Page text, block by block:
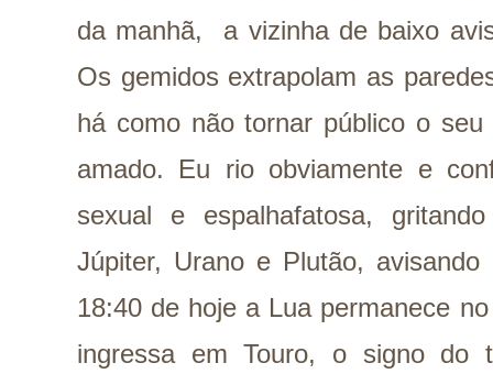
da manhã, a vizinha de baixo
Os gemidos extrapolam as
há como não tornar público o
amado. Eu rio obviamente e
sexual e espalhafatosa,
Júpiter, Urano e Plutão,
18:40 de hoje a Lua permanece
ingressa em Touro, o signo do